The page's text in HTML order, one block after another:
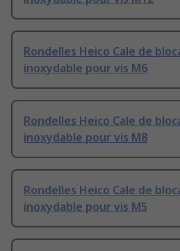
Rondelles Heico Cale de
inoxydable pour vis M6
Rondelles Heico Cale de
inoxydable pour vis M8
Rondelles Heico Cale de
inoxydable pour vis M5